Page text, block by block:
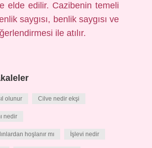
elde edilir. Cazibenin temeli
saygısı, benlik saygısı ve
ile atılır.
olunur Cilve nedir ekşi
nedir
hoşlanır mı İşlevi nedir